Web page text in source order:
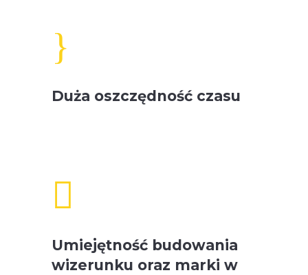
}
Duża oszczędność czasu

Umiejętność budowania
wizerunku oraz marki w